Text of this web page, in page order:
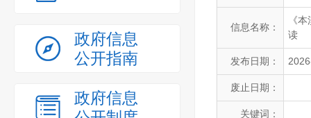
政府信息
公开指南
政府信息
信息名称：
《
读
发布日期：
废止日期：
关键词：